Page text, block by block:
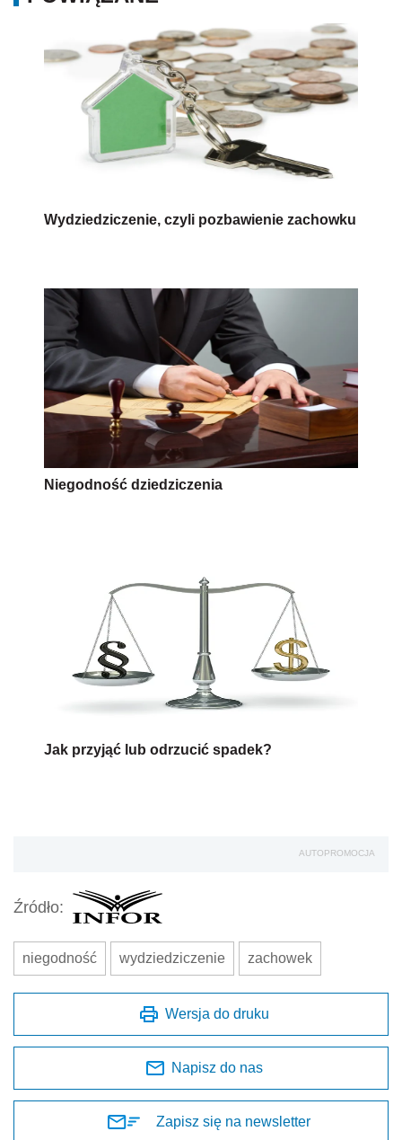
Wydziedziczenie, czyli pozbawienie zachowku
Niegodność dziedziczenia
Jak przyjąć lub odrzucić spadek?
AUTOPROMOCJA
Źródło:
niegodność wydziedziczenie zachowek
Wersja do druku
Napisz do nas
Zapisz się na newsletter